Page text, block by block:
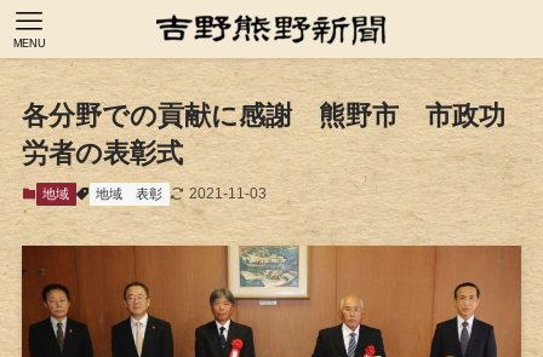
MENU
各分野での貢献に感謝 熊野市 市政功
労者の表彰式
地域 地域 表彰 2021-11-03